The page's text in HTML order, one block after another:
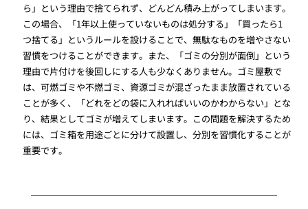
ら」という理由で捨てられず、どんどん積み上がってしまいます。
この場合、「1年以上使っていないものは処分する」「買ったら1
つ捨てる」というルールを設けることで、無駄なものを増やさない
習慣をつけることができます。また、「ゴミの分別が面倒」という
理由で片付けを後回しにする人も少なくありません。ゴミ屋敷で
は、可燃ゴミや不燃ゴミ、資源ゴミが混ざったまま放置されている
ことが多く、「どれをどの袋に入れればいいのかわからない」とな
り、結果としてゴミが増えてしまいます。この問題を解決するため
には、ゴミ箱を用途ごとに分けて設置し、分別を習慣化することが
重要です。